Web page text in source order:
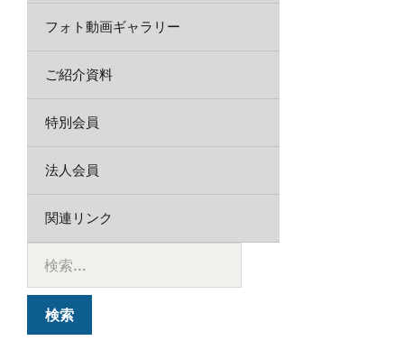
フォト動画ギャラリー
ご紹介資料
特別会員
法人会員
関連リンク